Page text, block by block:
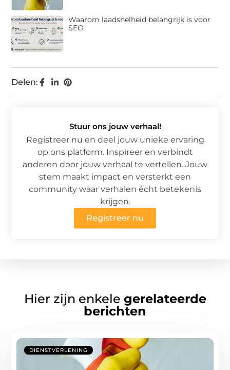
Delen:
Waarom laadsnelheid belangrijk is voor
SEO
Stuur ons jouw verhaal!
Registreer nu en deel jouw unieke ervaring
op ons platform. Inspireer en verbindt
anderen door jouw verhaal te vertellen. Jouw
stem maakt impact en versterkt een
community waar verhalen écht betekenis
krijgen.
Registreer nu
Hier zijn enkele gerelateerde
berichten
DIENSTVERLENING